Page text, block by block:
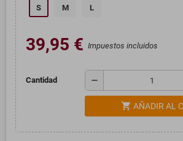
S M L
39,95 € Impuestos incluidos
Cantidad remove
shopping_cart AÑADIR AL